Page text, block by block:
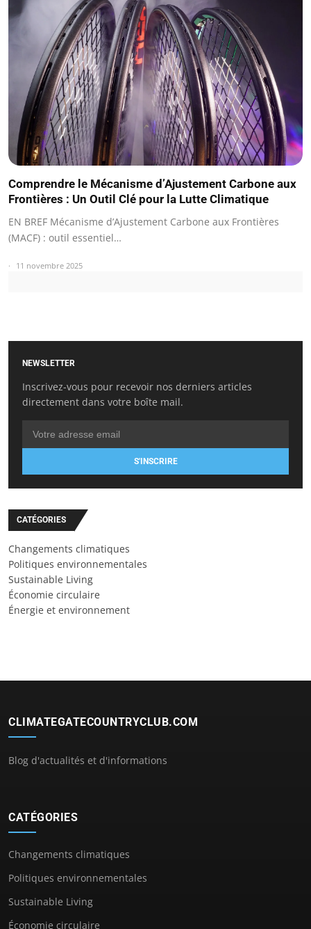
Comprendre le Mécanisme d’Ajustement Carbone aux
Frontières : Un Outil Clé pour la Lutte Climatique
EN BREF Mécanisme d’Ajustement Carbone aux Frontières
(MACF) : outil essentiel…
11 novembre 2025
NEWSLETTER
Inscrivez-vous pour recevoir nos derniers articles
directement dans votre boîte mail.
S'INSCRIRE
CATÉGORIES
Changements climatiques
Politiques environnementales
Sustainable Living
Économie circulaire
Énergie et environnement
CLIMATEGATECOUNTRYCLUB.COM
Blog d'actualités et d'informations
CATÉGORIES
Changements climatiques
Politiques environnementales
Sustainable Living
Économie circulaire